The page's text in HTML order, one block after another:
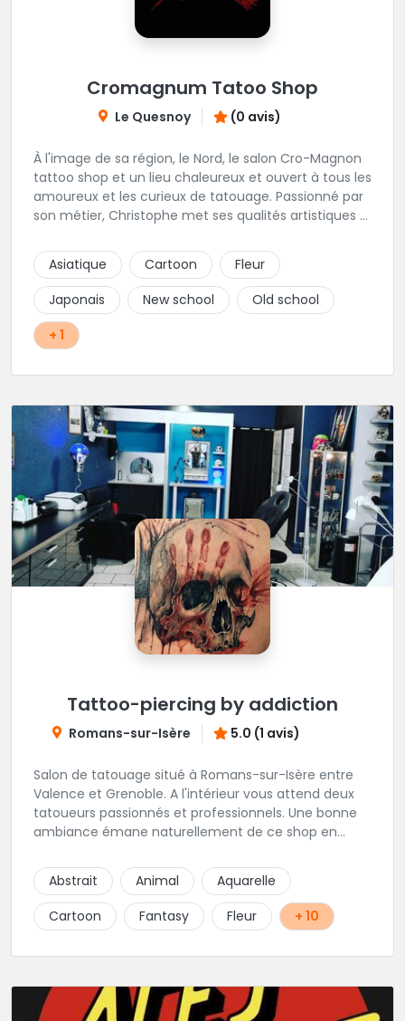
Cromagnum Tatoo Shop
Le Quesnoy (0 avis)
À l'image de sa région, le Nord, le salon Cro-Magnon
tattoo shop et un lieu chaleureux et ouvert à tous les
amoureux et les curieux de tatouage. Passionné par
son métier, Christophe met ses qualités artistiques à
Asiatique
Cartoon
Fleur
Japonais
New school
Old school
+ 1
Tattoo-piercing by addiction
Romans-sur-Isère 5.0 (1 avis)
Salon de tatouage situé à Romans-sur-Isère entre
Valence et Grenoble. A l'intérieur vous attend deux
tatoueurs passionnés et professionnels. Une bonne
ambiance émane naturellement de ce shop en
Abstrait
Animal
Aquarelle
Cartoon
Fantasy Fleur + 10